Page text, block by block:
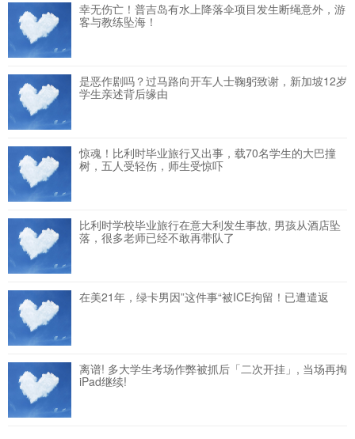
幸无伤亡！普吉岛有水上降落伞项目发生断绳意外，游
客与教练坠海！
是恶作剧吗？过马路向开车人士鞠躬致谢，新加坡12岁
学生亲述背后缘由
惊魂！比利时毕业旅行又出事，载70名学生的大巴撞
树，五人受轻伤，师生受惊吓
比利时学校毕业旅行在意大利发生事故, 男孩从酒店坠
落，很多老师已经不敢再带队了
在美21年，绿卡男因”这件事“被ICE拘留！已遭遣返
离谱! 多大学生考场作弊被抓后「二次开挂」, 当场再掏
iPad继续!